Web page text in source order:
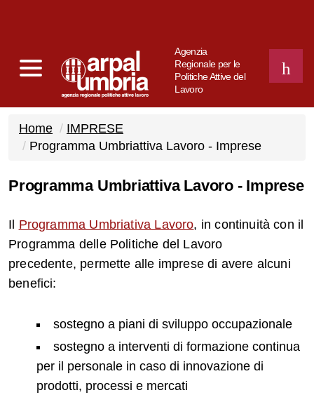
Agenzia
Regionale per le
Politiche Attive del
Lavoro
CERCA
Home
IMPRESE
Programma Umbriattiva Lavoro - Imprese
Programma Umbriattiva Lavoro - Imprese
Il Programma Umbriativa Lavoro, in continuità con il
Programma delle Politiche del Lavoro
precedente, permette alle imprese di avere alcuni
benefici:
sostegno a piani di sviluppo occupazionale
sostegno a interventi di formazione continua
per il personale in caso di innovazione di
prodotti, processi e mercati